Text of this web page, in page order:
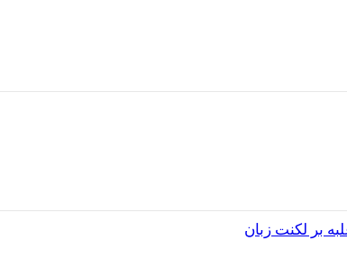
بر لکنت زبان